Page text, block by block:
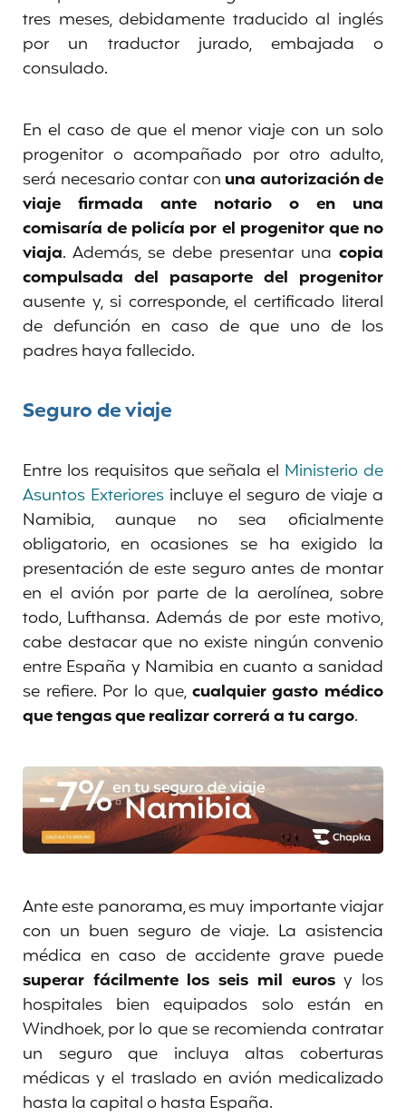
tres meses, debidamente traducido al inglés
por un traductor jurado, embajada o
consulado.
En el caso de que el menor viaje con un solo
progenitor o acompañado por otro adulto,
será necesario contar con una autorización de
viaje firmada ante notario o en una
comisaría de policía por el progenitor que no
viaja. Además, se debe presentar una copia
compulsada del pasaporte del progenitor
ausente y, si corresponde, el certificado literal
de defunción en caso de que uno de los
padres haya fallecido.
Seguro de viaje
Entre los requisitos que señala el Ministerio de
Asuntos Exteriores incluye el seguro de viaje a
Namibia, aunque no sea oficialmente
obligatorio, en ocasiones se ha exigido la
presentación de este seguro antes de montar
en el avión por parte de la aerolínea, sobre
todo, Lufthansa. Además de por este motivo,
cabe destacar que no existe ningún convenio
entre España y Namibia en cuanto a sanidad
se refiere. Por lo que, cualquier gasto médico
que tengas que realizar correrá a tu cargo.
Ante este panorama, es muy importante viajar
con un buen seguro de viaje. La asistencia
médica en caso de accidente grave puede
superar fácilmente los seis mil eurosy los
hospitales bien equipados solo están en
Windhoek, por lo que se recomienda contratar
un seguro que incluya altas coberturas
médicas y el traslado en avión medicalizado
hasta la capital o hasta España.